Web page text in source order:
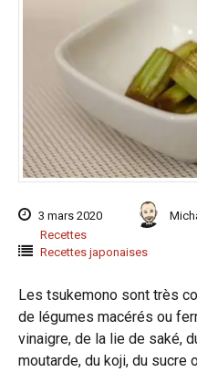
3 mars 2020
Recettes
Recettes japonaises
Les tsukemono sont très
de légumes macérés ou
vinaigre, de la lie de saké,
moutarde, du koji, du sucre